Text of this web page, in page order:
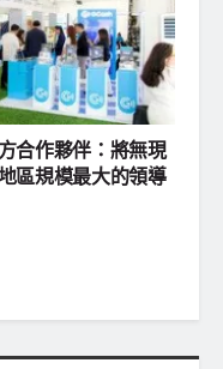
合作夥伴：將無現
區規模最大的領導